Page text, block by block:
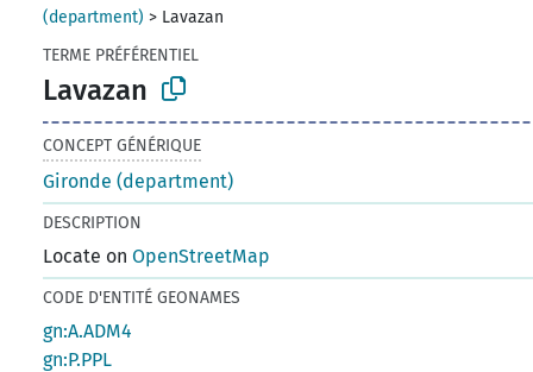
(department) > Lavazan
TERME PRÉFÉRENTIEL
Lavazan
CONCEPT GÉNÉRIQUE
Gironde (department)
DESCRIPTION
Locate onOpenStreetMap
CODE D'ENTITÉ GEONAMES
gn:A.ADM4
gn:P.PPL